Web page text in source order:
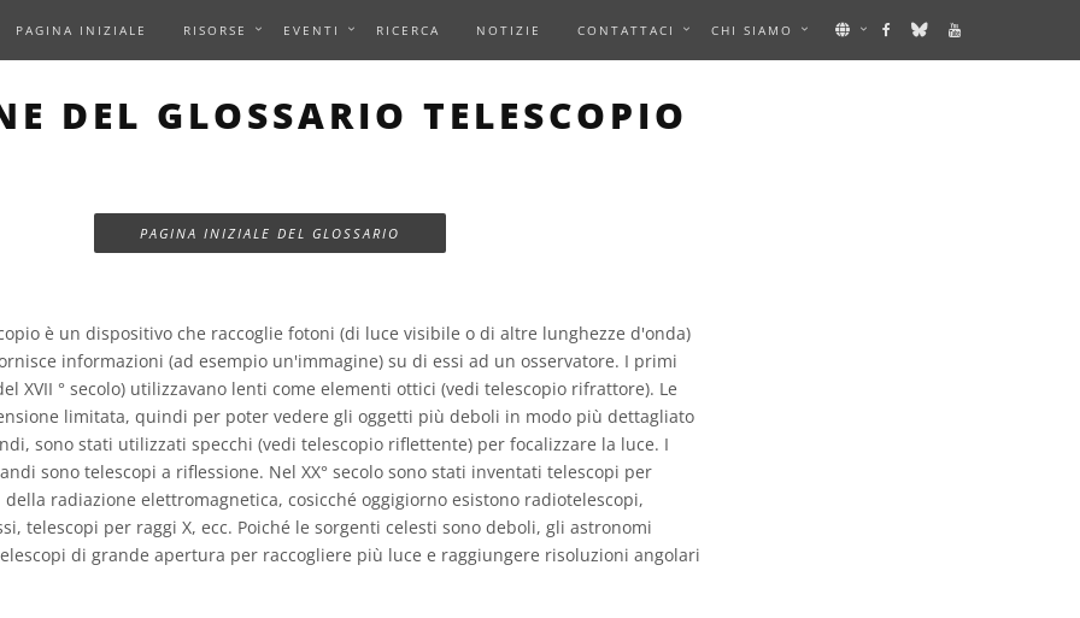
PAGINA INIZIALE RISORSE EVENTI RICERCA NOTIZIE CONTATTACI CHI SIAMO
DEL GLOSSARIO TELESCOPIO
PAGINA INIZIALE DEL GLOSSARIO
è un dispositivo che raccoglie fotoni (di luce visibile o di altre lunghezze d'onda)
informazioni (ad esempio un'immagine) su di essi ad un osservatore. I primi
XVII ° secolo) utilizzavano lenti come elementi ottici (vedi telescopio rifrattore). Le
limitata, quindi per poter vedere gli oggetti più deboli in modo più dettagliato
sono stati utilizzati specchi (vedi telescopio riflettente) per focalizzare la luce. I
sono telescopi a riflessione. Nel XX° secolo sono stati inventati telescopi per
radiazione elettromagnetica, cosicché oggigiorno esistono radiotelescopi,
telescopi per raggi X, ecc. Poiché le sorgenti celesti sono deboli, gli astronomi
di grande apertura per raccogliere più luce e raggiungere risoluzioni angolari